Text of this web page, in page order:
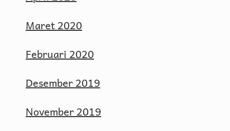
Maret 2020
Februari 2020
Desember 2019
November 2019